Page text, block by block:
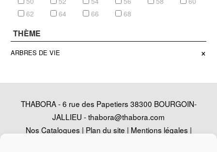
62
64 66 68
THÈME
ARBRES DE VIE ×
THABORA - 6 rue des Papetiers 38300 BOURGOIN-
JALLIEU -thabora@thabora.com
Nos Catalogues | Plan du site | Mentions légales |